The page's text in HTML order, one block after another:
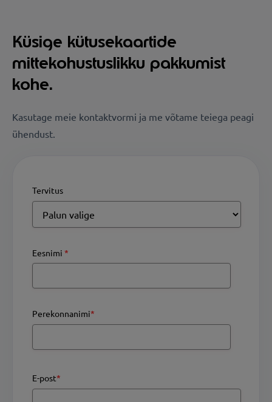
Küsige kütusekaartide
mittekohustuslikku pakkumist
kohe.
Kasutage meie kontaktvormi ja me võtame teiega peagi
ühendust.
Tervitus
Eesnimi *
Perekonnanimi*
E-post*